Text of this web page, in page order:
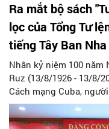
Ra mắt bộ sách
lọc của Tổng Tư
tiếng Tây Ban Nha
Nhân kỷ niệm 100 năm
Ruz (13/8/1926 - 13/8/
Cách mạng Cuba,
của Đảng, Nhà nước và
Nội, Nhà xuất bản